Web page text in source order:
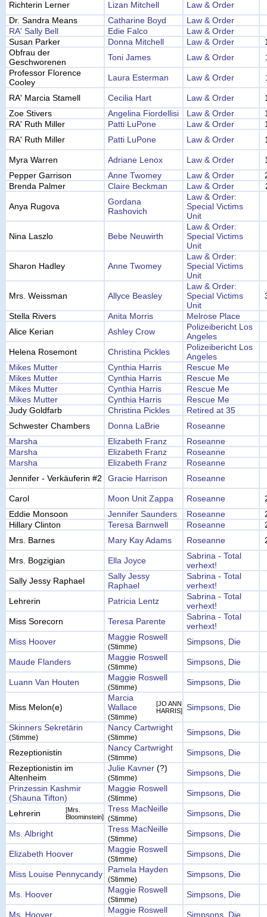
Richterin Lerner Lizan Mitchell
Law & Order
Dr. Sandra Means
Catharine Boyd
Law & Order
RA' Sally Bell
Edie Falco
Law & Order
Susan Parker
Donna Mitchell Law & Order
Obfrau der
Geschworenen
Toni James Law & Order
Professor Florence
Cooley
Laura Esterman Law & Order
RA' Marcia Stamell Cecilia Hart Law & Order
Zoe Stivers
Angelina Fiordellisi Law & Order
RA' Ruth Miller
Patti LuPone Law & Order
RA' Ruth Miller
Patti LuPone Law & Order
Myra Warren Adriane Lenox Law & Order
Pepper Garrison
Anne Twomey Law & Order
Brenda Palmer
Claire Beckman Law & Order
Anya Rugova
Gordana
Rashovich
Law & Order:
Special Victims
Unit
Nina Laszlo Bebe Neuwirth
Law & Order:
Special Victims
Unit
Sharon Hadley Anne Twomey
Law & Order:
Special Victims
Unit
Mrs. Weissman Allyce Beasley
Law & Order:
Special Victims
Unit
Stella Rivers Anita Morris
Melrose Place
Alice Kerian
Ashley Crow
Polizeibericht Los
Angeles
Helena Rosemont
Christina Pickles
Polizeibericht Los
Angeles
Mikes Mutter
Cynthia Harris
Rescue Me
Mikes Mutter
Cynthia Harris
Rescue Me
Mikes Mutter
Cynthia Harris
Rescue Me
Mikes Mutter
Cynthia Harris
Rescue Me
Judy Goldfarb
Christina Pickles
Retired at 35
Schwester Chambers
Donna LaBrie
Roseanne
Marsha
Elizabeth Franz
Roseanne
Marsha
Elizabeth Franz
Roseanne
Marsha
Elizabeth Franz
Roseanne
Jennifer - Verkäuferin #2
Gracie Harrison Roseanne
Carol Moon Unit Zappa Roseanne
Eddie Monsoon
Jennifer Saunders Roseanne
Hillary Clinton
Teresa Barnwell Roseanne
Mrs. Barnes
Mary Kay Adams Roseanne
Mrs. Bogzigian Ella Joyce
Sabrina - Total
verhext!
Sally Jessy Raphael
Sally Jessy
Raphael
Sabrina - Total
verhext!
Lehrerin
Patricia Lentz
Sabrina - Total
verhext!
Miss Sorecorn
Teresa Parente
Sabrina - Total
verhext!
Miss Hoover
Maggie Roswell
(Stimme)
Simpsons, Die
Maude Flanders Maggie Roswell
(Stimme)
Simpsons, Die
Luann Van Houten Maggie Roswell
(Stimme)
Simpsons, Die
Miss Melon(e)
Marcia
Wallace
(Stimme)
[JO ANN
HARRIS] Simpsons, Die
Skinners Sekretärin
(Stimme)
Nancy Cartwright
(Stimme)
Simpsons, Die
Rezeptionistin Nancy Cartwright
(Stimme)
Simpsons, Die
Rezeptionistin im
Altenheim
Julie Kavner (?)
(Stimme)
Simpsons, Die
Prinzessin Kashmir
(Shauna Tifton)
Maggie Roswell
(Stimme)
Simpsons, Die
Lehrerin
[Mrs.
Bloominstein]
Tress MacNeille
(Stimme)
Simpsons, Die
Ms. Albright Tress MacNeille
(Stimme)
Simpsons, Die
Elizabeth Hoover Maggie Roswell
(Stimme)
Simpsons, Die
Miss Louise Pennycandy Pamela Hayden
(Stimme)
Simpsons, Die
Ms. Hoover Maggie Roswell
(Stimme)
Simpsons, Die
Ms. Hoover Maggie Roswell Simpsons, Die